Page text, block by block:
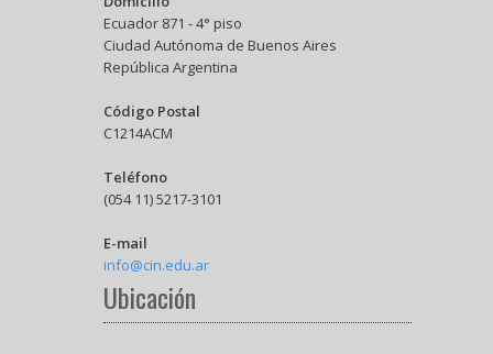
Ecuador 871 - 4° piso
Ciudad Autónoma de Buenos Aires
República Argentina
Código Postal
C1214ACM
Teléfono
(054 11) 5217-3101
E-mail
info@cin.edu.ar
Ubicación